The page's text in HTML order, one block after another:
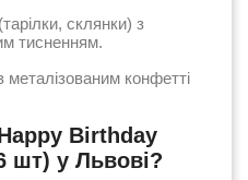
(тарілки, склянки) з
тисненням.
конфетті
Birthday
шт) у Львові?